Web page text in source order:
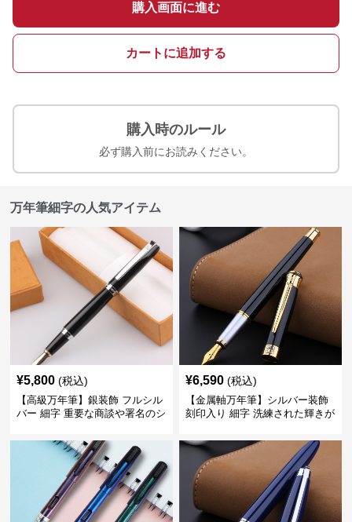
購入画面に進む
カートに追加する
購入時のルール
必ず購入前にお読みください。
万年筆細字の人気アイテム
¥5,800 (税込)
【高級万年筆】銀装飾 フルシル
バー 細字 重要な商談や署名のシ
てくれる
¥6,590 (税込)
【金属軸万年筆】シルバー装飾
刻印入り 細字 洗練された輝きが